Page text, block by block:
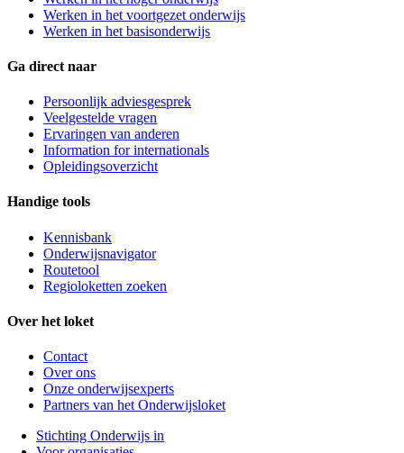
Werken in het voortgezet onderwijs
Werken in het basisonderwijs
Ga direct naar
Persoonlijk adviesgesprek
Veelgestelde vragen
Ervaringen van anderen
Information for internationals
Opleidingsoverzicht
Handige tools
Kennisbank
Onderwijsnavigator
Routetool
Regioloketten zoeken
Over het loket
Contact
Over ons
Onze onderwijsexperts
Partners van het Onderwijsloket
Stichting Onderwijs in